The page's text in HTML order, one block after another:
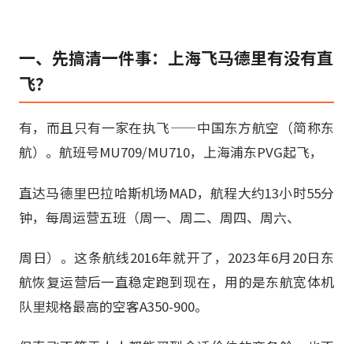
一、先搞清一件事：上海飞马德里有没有直
飞？
有，而且只有一家在执飞——中国东方航空（简称东
航）。航班号MU709/MU710，上海浦东PVG起飞，
直达马德里巴拉哈斯机场MAD，航程大约13小时55分
钟，每周运营五班（周一、周二、周四、周六、
周日）。这条航线2016年就开了，2023年6月20日东
航恢复运营后一直稳定跑到现在，用的是东航宽体机
队里规格最高的空客A350-900。